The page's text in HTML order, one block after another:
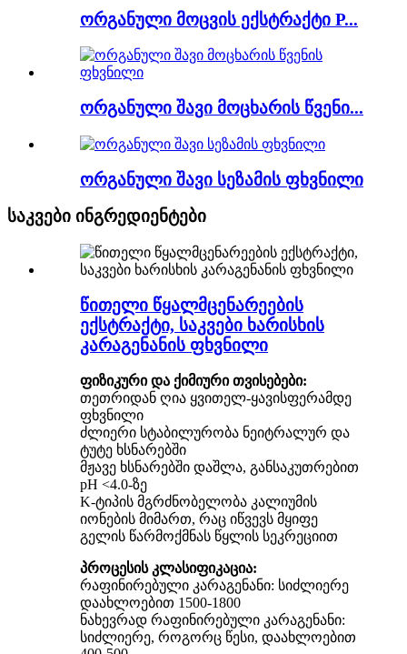
ორგანული მოცვის ექსტრაქტი P...
ორგანული შავი მოცხარის წვენი...
ორგანული შავი სეზამის ფხვნილი
საკვები ინგრედიენტები
წითელი წყალმცენარეების
ექსტრაქტი, საკვები ხარისხის
კარაგენანის ფხვნილი
ფიზიკური და ქიმიური თვისებები:
თეთრიდან ღია ყვითელ-ყავისფერამდე
ფხვნილი
ძლიერი სტაბილურობა ნეიტრალურ და
ტუტე ხსნარებში
მჟავე ხსნარებში დაშლა, განსაკუთრებით
pH <4.0-ზე
K-ტიპის მგრძნობელობა კალიუმის
იონების მიმართ, რაც იწვევს მყიფე
გელის წარმოქმნას წყლის სეკრეციით
პროცესის კლასიფიკაცია:
რაფინირებული კარაგენანი: სიძლიერე
დაახლოებით 1500-1800
ნახევრად რაფინირებული კარაგენანი:
სიძლიერე, როგორც წესი, დაახლოებით